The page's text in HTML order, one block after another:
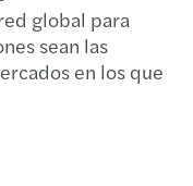
global para
sean las
en los que